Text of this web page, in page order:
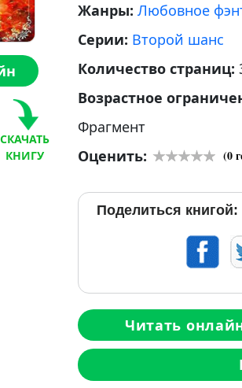
СКАЧАТЬ
КНИГУ
Жанры: Любовное
Серии: Второй шанс
Количество страниц:
Возрастное
Фрагмент
Оценить:
(0
Поделиться книгой:
Читать